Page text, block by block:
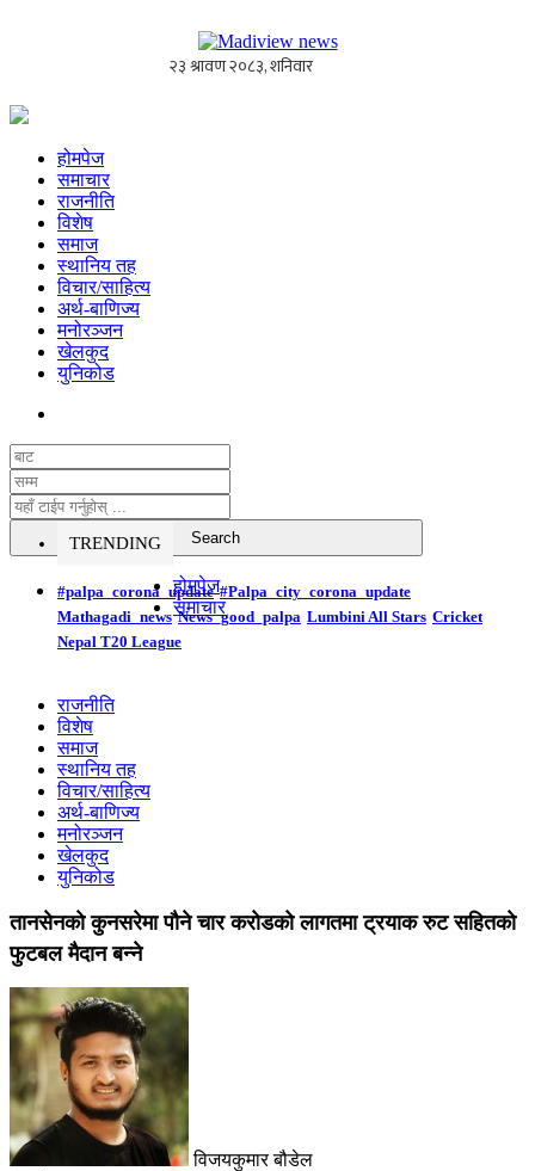
होमपेज
समाचार
राजनीति
विशेष
समाज
स्थानिय तह
विचार/साहित्य
अर्थ-बाणिज्य
मनोरञ्जन
खेलकुद
युनिकोड
TRENDING
#palpa_corona_update #Palpa_city_corona_update
Mathagadi_news News_good_palpa Lumbini All Stars Cricket
Nepal T20 League
होमपेज
समाचार
राजनीति
विशेष
समाज
स्थानिय तह
विचार/साहित्य
अर्थ-बाणिज्य
मनोरञ्जन
खेलकुद
युनिकोड
तानसेनकाे कुनसरेमा पौने चार करोडको लागतमा ट्रयाक रुट सहितकाे
फुटबल मैदान बन्ने
विजयकुमार बौडेल